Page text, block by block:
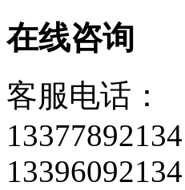
在线咨询
客服电话：
13377892134
13396092134